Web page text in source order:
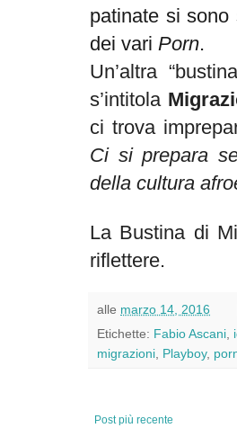
patinate si
dei vari Porn.
Un’altra
s’intitola
ci trova
Ci si prepara
della cultura
La Bustina di
riflettere.
alle marzo 14, 2016
Etichette: Fabio Ascani
migrazioni Playboy,
Post più recente